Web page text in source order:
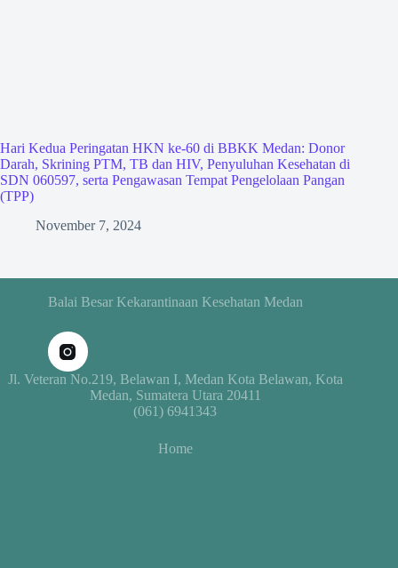
Hari Kedua Peringatan HKN ke-60 di BBKK Medan: Donor
Darah, Skrining PTM, TB dan HIV, Penyuluhan Kesehatan di
SDN 060597, serta Pengawasan Tempat Pengelolaan Pangan
(TPP)
November 7, 2024
Balai Besar Kekarantinaan Kesehatan Medan
Jl. Veteran No.219, Belawan I, Medan Kota Belawan, Kota
Medan, Sumatera Utara 20411
(061) 6941343
Home